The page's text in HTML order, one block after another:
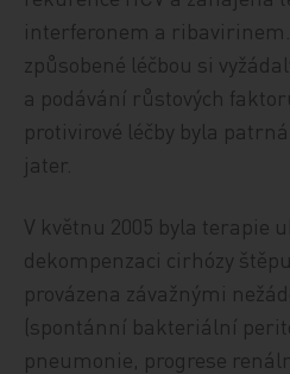
interferonem a
způsobené léčbou si
a podávání růstových
protivirové léčby byla
jater.
V květnu 2005 byla terapie
dekompenzaci cirhózy
provázena závažnými
(spontánní bakteriální
pneumonie, progrese